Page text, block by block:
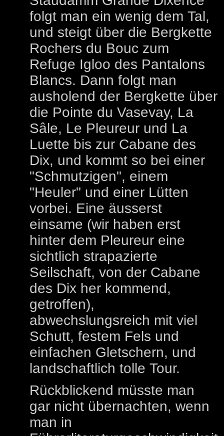
folgt man ein wenig dem Tal,
und steigt über die Bergkette
Rochers du Bouc zum
Refuge Igloo des Pantalons
Blancs. Dann folgt man
ausholend der Bergkette über
die Pointe du Vasevay, La
Sâle, Le Pleureur und La
Luette bis zur Cabane des
Dix, und kommt so bei einer
"Schmutzigen", einem
"Heuler" und einer Lütten
vorbei. Eine äusserst
einsame (wir haben erst
hinter dem Pleureur eine
sichtlich strapazierte
Seilschaft, von der Cabane
des Dix her kommend,
getroffen),
abwechslungsreich mit viel
Schutt, festem Fels und
einfachen Gletschern, und
landschaftlich tolle Tour.
Rückblickend müsste man
gar nicht übernachten, wenn
man in